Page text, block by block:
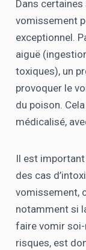
Dans
vomissement
exceptionnel.
aiguë
toxiques), un
provoquer le
du poison.
médicalisé,
Il est
des cas
vomissement,
notamment si
faire vomir
risques, est